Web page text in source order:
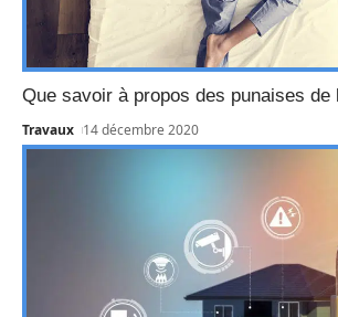
Que savoir à propos des punaises de
Travaux 14 décembre 2020